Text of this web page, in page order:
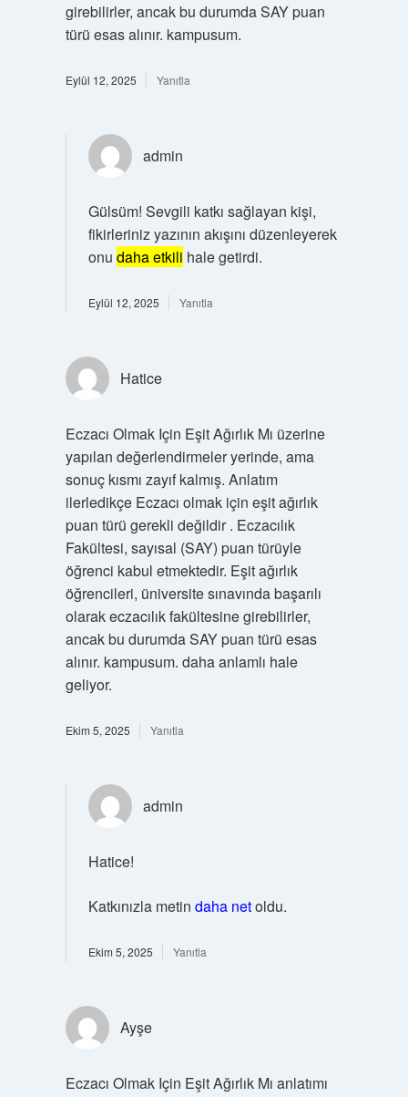
girebilirler, ancak bu durumda SAY puan
türü esas alınır. kampusum.
Eylül 12, 2025 Yanıtla
admin
Gülsüm! Sevgili katkı sağlayan kişi,
fikirleriniz yazının akışını düzenleyerek
onu daha etkili hale getirdi.
Eylül 12, 2025 Yanıtla
Hatice
Eczacı Olmak Için Eşit Ağırlık Mı üzerine
yapılan değerlendirmeler yerinde, ama
sonuç kısmı zayıf kalmış. Anlatım
ilerledikçe Eczacı olmak için eşit ağırlık
puan türü gerekli değildir . Eczacılık
Fakültesi, sayısal (SAY) puan türüyle
öğrenci kabul etmektedir. Eşit ağırlık
öğrencileri, üniversite sınavında başarılı
olarak eczacılık fakültesine girebilirler,
ancak bu durumda SAY puan türü esas
alınır. kampusum. daha anlamlı hale
geliyor.
Ekim 5, 2025 Yanıtla
admin
Hatice!
Katkınızla metin daha netoldu.
Ekim 5, 2025 Yanıtla
Ayşe
Eczacı Olmak Için Eşit Ağırlık Mı anlatımı